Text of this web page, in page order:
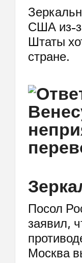
США из-
Штаты
стране.
Посол
заявил,
Москва